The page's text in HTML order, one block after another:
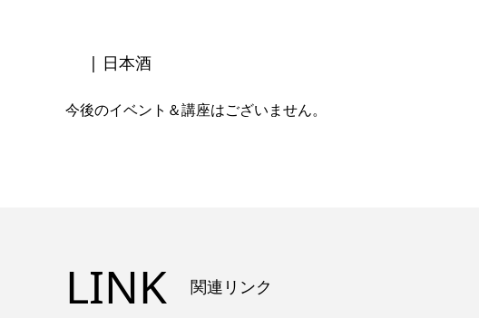
| 日本酒
今後のイベント＆講座はございません。
LINK 関連リンク